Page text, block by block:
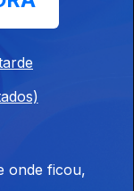
aos
entre os
onde ficou,